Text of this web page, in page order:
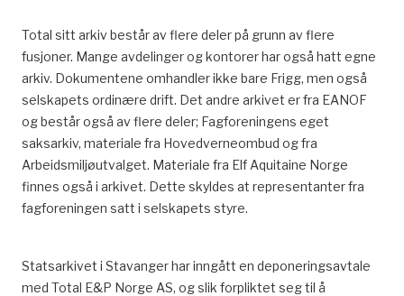
Total sitt arkiv består av flere deler på grunn av flere
fusjoner. Mange avdelinger og kontorer har også hatt egne
arkiv. Dokumentene omhandler ikke bare Frigg, men også
selskapets ordinære drift. Det andre arkivet er fra EANOF
og består også av flere deler; Fagforeningens eget
saksarkiv, materiale fra Hovedverneombud og fra
Arbeidsmiljøutvalget. Materiale fra Elf Aquitaine Norge
finnes også i arkivet. Dette skyldes at representanter fra
fagforeningen satt i selskapets styre.
Statsarkivet i Stavanger har inngått en deponeringsavtale
med Total E&P Norge AS, og slik forpliktet seg til å